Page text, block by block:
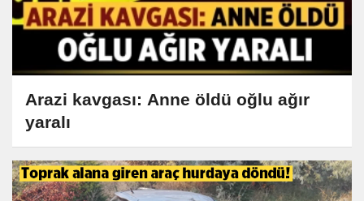
Arazi kavgası: Anne öldü oğlu ağır
yaralı